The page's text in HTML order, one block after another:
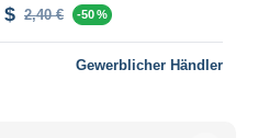
$ 2,40 € -50 %
Gewerblicher Händler